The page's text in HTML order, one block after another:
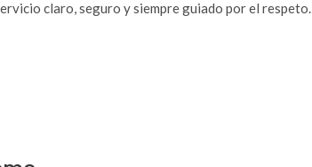
claro, seguro y siempre guiado por el respeto.